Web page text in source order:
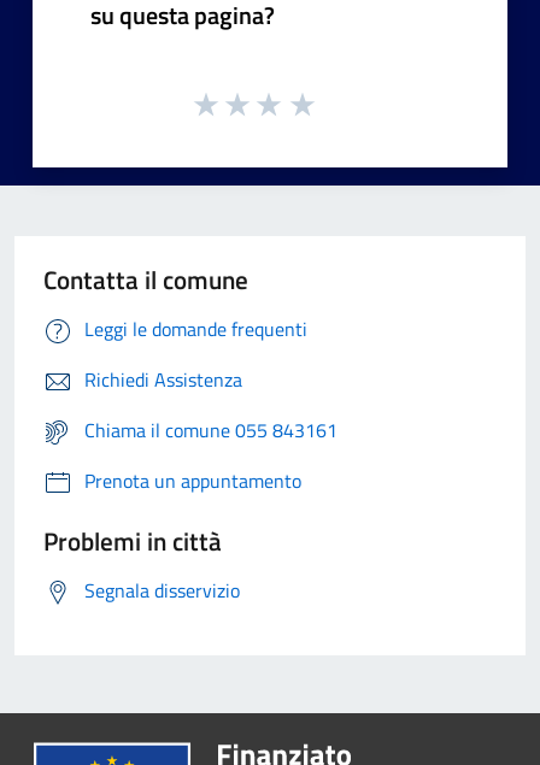
su questa pagina?
Contatta il comune
Leggi le domande frequenti
Richiedi Assistenza
Chiama il comune 055 843161
Prenota un appuntamento
Problemi in città
Segnala disservizio